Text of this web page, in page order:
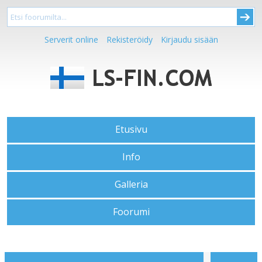
Serverit online Rekisteröidy Kirjaudu sisään
Etusivu
Info
Galleria
Foorumi